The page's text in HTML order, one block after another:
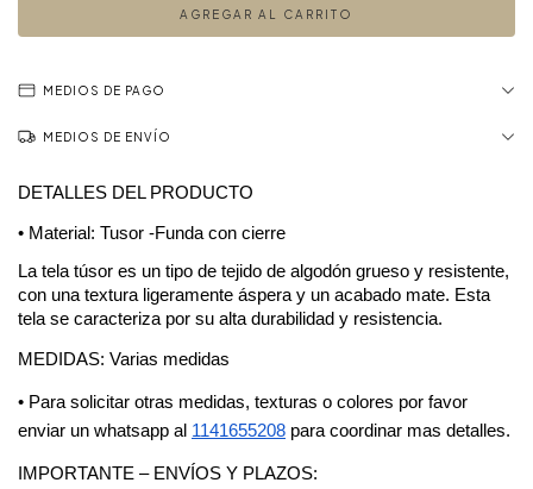
MEDIOS DE PAGO
MEDIOS DE ENVÍO
DETALLES DEL PRODUCTO
• Material: Tusor -Funda con cierre
La tela túsor es un tipo de tejido de algodón grueso y resistente,
con una textura ligeramente áspera y un acabado mate. Esta
tela se caracteriza por su alta durabilidad y resistencia.
MEDIDAS: Varias medidas
• Para solicitar otras medidas, texturas o colores por favor
enviar un whatsapp al 1141655208 para coordinar mas detalles.
IMPORTANTE – ENVÍOS Y PLAZOS: